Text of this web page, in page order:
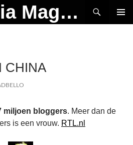
MAD Media Magazine
CHINA
miljoen bloggers. Meer dan de
is een vrouw. RTL.nl